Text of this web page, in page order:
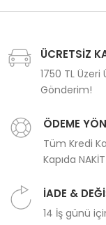
ÜCRETSİZ
1750 TL
Gönderim!
ÖDEME
Tüm Kredi
Kapıda
İADE &
14 İş günü